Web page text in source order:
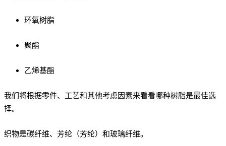
环氧树脂
聚酯
乙烯基酯
我们将根据零件、工艺和其他考虑因素来看看哪种树脂是最佳选
择。
织物是碳纤维、芳纶（芳纶）和玻璃纤维。